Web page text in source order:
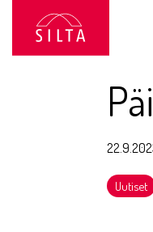
sisältöön.
Uutiset